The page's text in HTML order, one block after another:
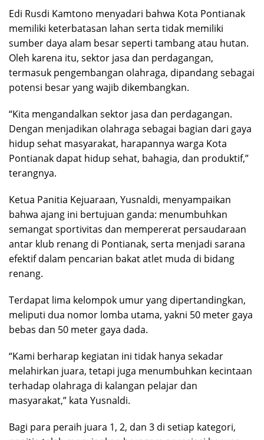
Edi Rusdi Kamtono menyadari bahwa Kota Pontianak
memiliki keterbatasan lahan serta tidak memiliki
sumber daya alam besar seperti tambang atau hutan.
Oleh karena itu, sektor jasa dan perdagangan,
termasuk pengembangan olahraga, dipandang sebagai
potensi besar yang wajib dikembangkan.
“Kita mengandalkan sektor jasa dan perdagangan.
Dengan menjadikan olahraga sebagai bagian dari gaya
hidup sehat masyarakat, harapannya warga Kota
Pontianak dapat hidup sehat, bahagia, dan produktif,”
terangnya.
Ketua Panitia Kejuaraan, Yusnaldi, menyampaikan
bahwa ajang ini bertujuan ganda: menumbuhkan
semangat sportivitas dan mempererat persaudaraan
antar klub renang di Pontianak, serta menjadi sarana
efektif dalam pencarian bakat atlet muda di bidang
renang.
Terdapat lima kelompok umur yang dipertandingkan,
meliputi dua nomor lomba utama, yakni 50 meter gaya
bebas dan 50 meter gaya dada.
“Kami berharap kegiatan ini tidak hanya sekadar
melahirkan juara, tetapi juga menumbuhkan kecintaan
terhadap olahraga di kalangan pelajar dan
masyarakat,” kata Yusnaldi.
Bagi para peraih juara 1, 2, dan 3 di setiap kategori,